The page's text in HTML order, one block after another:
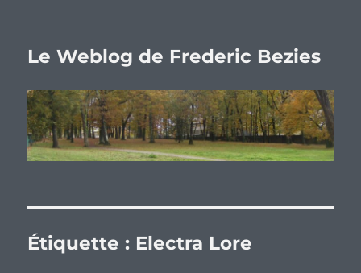
Le Weblog de Frederic Bezies
Étiquette : Electra Lore